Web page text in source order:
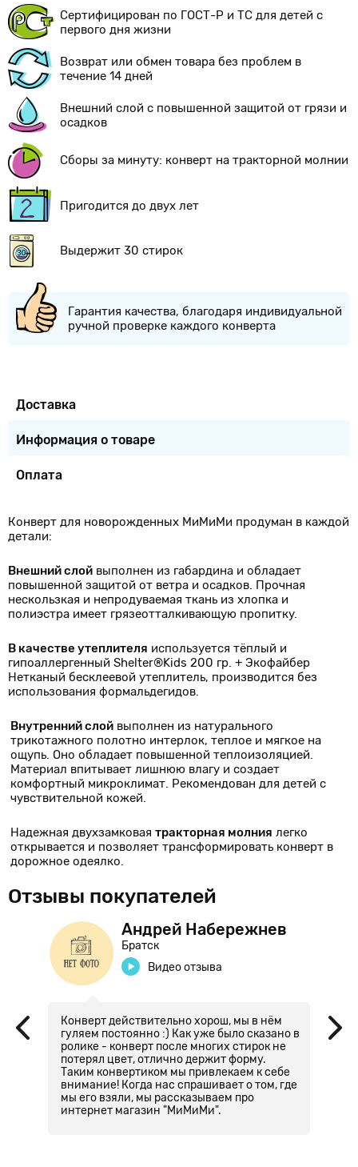
Сертифицирован по ГОСТ-Р и ТС для детей с
первого дня жизни
Возврат или обмен товара без проблем в
течение 14 дней
Внешний слой с повышенной защитой от грязи и
осадков
Сборы за минуту: конверт на тракторной молнии
Пригодится до двух лет
Выдержит 30 стирок
Гарантия качества, благодаря индивидуальной
ручной проверке каждого конверта
Доставка
Информация о товаре
Оплата
Конверт для новорожденных МиМиМи продуман в каждой
детали:
Внешний слой выполнен из габардина и обладает
повышенной защитой от ветра и осадков. Прочная
нескользкая и непродуваемая ткань из хлопка и
полиэстра имеет грязеотталкивающую пропитку.
В качестве утеплителя используется тёплый и
гипоаллергенный Shelter®Kids 200 гр. + Экофайбер
Нетканый бесклеевой утеплитель, производится без
использования формальдегидов.
Внутренний слой выполнен из натурального
трикотажного полотно интерлок, теплое и мягкое на
ощупь. Оно обладает повышенной теплоизоляцией.
Материал впитывает лишнюю влагу и создает
комфортный микроклимат. Рекомендован для детей с
чувствительной кожей.
Надежная двухзамковая тракторная молния легко
открывается и позволяет трансформировать конверт в
дорожное одеялко.
Отзывы покупателей
Андрей Набережнев
Братск
Видео отзыва
Конверт действительно хорош, мы в нём
гуляем постоянно :) Как уже было сказано в
ролике - конверт после многих стирок не
потерял цвет, отлично держит форму.
Таким конвертиком мы привлекаем к себе
внимание! Когда нас спрашивает о том, где
мы его взяли, мы рассказываем про
интернет магазин "МиМиМи".